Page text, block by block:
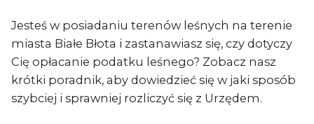
Jesteś w posiadaniu terenów leśnych na terenie
miasta Białe Błota i zastanawiasz się, czy dotyczy
Cię opłacanie podatku leśnego? Zobacz nasz
krótki poradnik, aby dowiedzieć się w jaki sposób
szybciej i sprawniej rozliczyć się z Urzędem.